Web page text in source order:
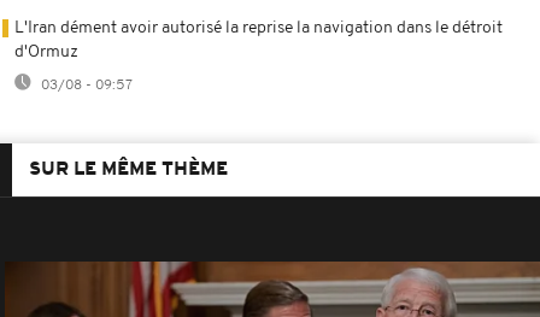
L'Iran dément avoir autorisé la reprise la navigation dans le détroit
d'Ormuz
03/08 - 09:57
SUR LE MÊME THÈME